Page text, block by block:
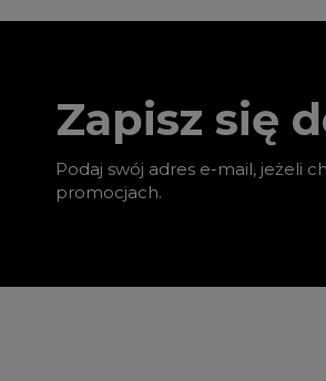
Zapisz się
Podaj swój adres e-mail, jeżeli
promocjach.